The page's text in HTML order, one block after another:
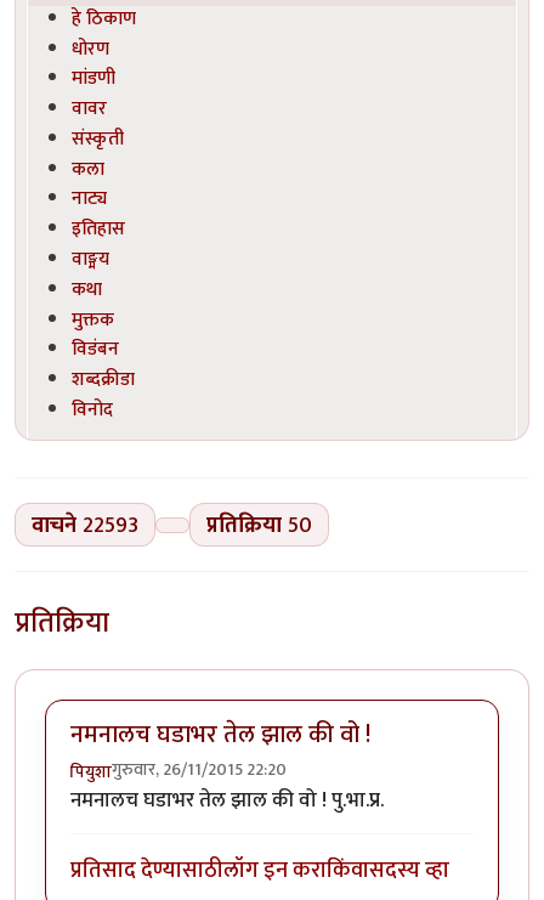
हे ठिकाण
धोरण
मांडणी
वावर
संस्कृती
कला
नाट्य
इतिहास
वाङ्मय
कथा
मुक्तक
विडंबन
शब्दक्रीडा
विनोद
वाचने 22593 प्रतिक्रिया50
प्रतिक्रिया
नमनालच घडाभर तेल झाल की वो !
पियुशागुरुवार, 26/11/2015 22:20
नमनालच घडाभर तेल झाल की वो ! पु.भा.प्र.
प्रतिसाद देण्यासाठीलॉग इन कराकिंवासदस्य व्हा